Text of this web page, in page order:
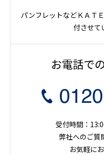
パンフレットなどＫＡＴ
付させて
お電話で
受付時間：
弊社へのご質
お気軽に